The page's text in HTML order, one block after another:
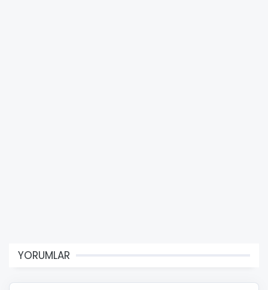
YORUMLAR